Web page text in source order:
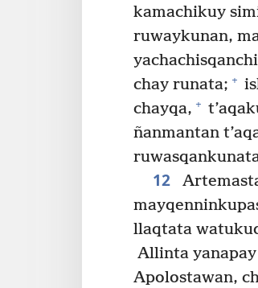
kamachikuy
ruwaykunan,
chay runata; +
chayqa, +
ñanmantan
12
llaqtata
Allinta
Apolostawan,